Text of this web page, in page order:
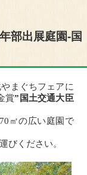
部出展庭園-国
まぐちフェアに
賞”国土交通大臣
㎡の広い庭園で
びください。